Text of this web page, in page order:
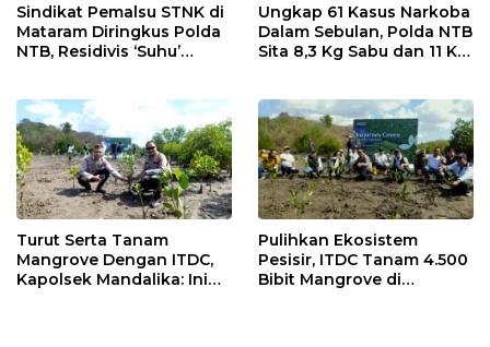
Sindikat Pemalsu STNK di
Mataram Diringkus Polda
NTB, Residivis ‘Suhu’
Ungkap 61 Kasus Narkoba
Dalam Sebulan, Polda NTB
Sita 8,3 Kg Sabu dan 11 Kg
Turut Serta Tanam
Mangrove Dengan ITDC,
Kapolsek Mandalika: Ini
Pulihkan Ekosistem
Pesisir, ITDC Tanam 4.500
Bibit Mangrove di